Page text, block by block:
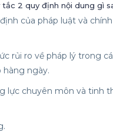
2 quy định nội dung gì
của pháp luật và
rủi ro về pháp lý trong
ngày.
lực chuyên môn và tinh